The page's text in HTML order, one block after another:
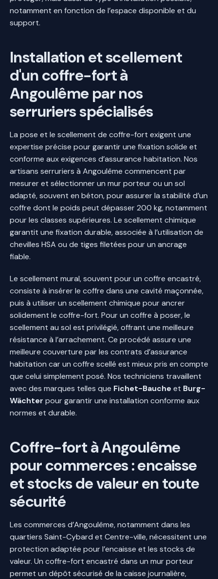
notamment en fonction de l’espace disponible et du
support.
Installation et scellement
d'un coffre-fort à
Angoulême par nos
serruriers spécialisés
La pose et le scellement de coffre-fort exigent une
expertise précise pour garantir une fixation solide et
conforme aux exigences d’assurance habitation. Nos
artisans serruriers à Angoulême commencent par
mesurer et sélectionner un mur porteur ou un sol
adapté, souvent en béton, pour assurer la stabilité d’un
coffre dont le poids peut dépasser 200 kg, notamment
pour les classes supérieures. Le scellement chimique
garantit une fixation durable, associée à l’utilisation de
chevilles HSA ou de tiges filetées pour un ancrage
fiable.
Le scellement mural, souvent pour un coffre encastré,
consiste à insérer le coffre dans une cavité maçonnée,
puis à utiliser un scellement chimique pour ancrer
solidement le coffre-fort. Pour un coffre à poser, le
scellement au sol est privilégié, offrant une meilleure
résistance à l’arrachement. Ce procédé assure une
meilleure couverture par les contrats d’assurance
habitation car un coffre scellé est mieux pris en compte
que celui simplement posé. Nos techniciens travaillent
avec des marques telles que Fichet-Baucheet Burg-
Wächter pour garantir une installation conforme aux
normes et durable.
Coffre-fort à Angoulême
pour commerces : encaisse
et stocks de valeur en toute
sécurité
Les commerces d’Angoulême, notamment dans les
quartiers Saint-Cybard et Centre-ville, nécessitent une
protection adaptée pour l’encaisse et les stocks de
valeur. Un coffre-fort encastré dans un mur porteur
permet un dépôt sécurisé de la caisse journalière,